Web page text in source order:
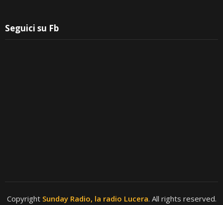
Seguici su Fb
Copyright Sunday Radio, la radio Lucera. All rights reserved.